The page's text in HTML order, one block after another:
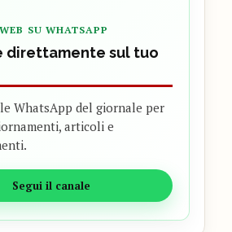
SU WHATSAPP
direttamente sul tuo
WhatsApp del giornale per
articoli e
Segui il canale